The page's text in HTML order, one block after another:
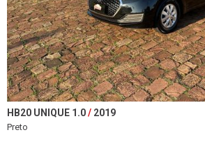
HB20 UNIQUE 1.0 2019
Preto